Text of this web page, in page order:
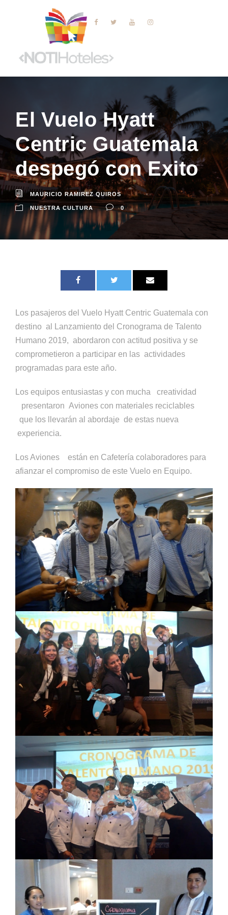
El Vuelo Hyatt
Centric Guatemala
despegó con Exito
MAURICIO RAMIREZ QUIROS
NUESTRA CULTURA 0
Los pasajeros del Vuelo Hyatt Centric Guatemala con
destino al Lanzamiento del Cronograma de Talento
Humano 2019, abordaron con actitud positiva y se
comprometieron a participar en las actividades
programadas para este año.
Los equipos entusiastas y con mucha creatividad
presentaron Aviones con materiales reciclables
que los llevarán al abordaje de estas nueva
experiencia.
Los Aviones están en Cafetería colaboradores para
afianzar el compromiso de este Vuelo en Equipo.